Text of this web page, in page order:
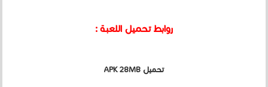
روابط تحميل اللعبة :
تحميل APK 28MB